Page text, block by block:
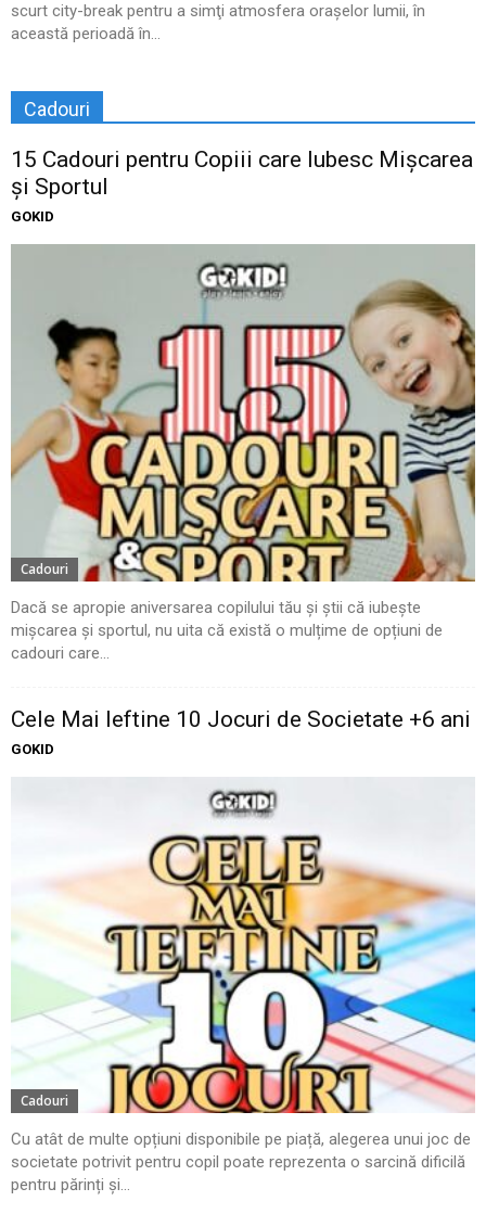
scurt city-break pentru a simţi atmosfera oraşelor lumii, în
această perioadă în...
Cadouri
15 Cadouri pentru Copiii care Iubesc Mișcarea
și Sportul
GOKID
Cadouri
Dacă se apropie aniversarea copilului tău și știi că iubește
mișcarea și sportul, nu uita că există o mulțime de opțiuni de
cadouri care...
Cele Mai Ieftine 10 Jocuri de Societate +6 ani
GOKID
Cadouri
Cu atât de multe opțiuni disponibile pe piață, alegerea unui joc de
societate potrivit pentru copil poate reprezenta o sarcină dificilă
pentru părinți și...